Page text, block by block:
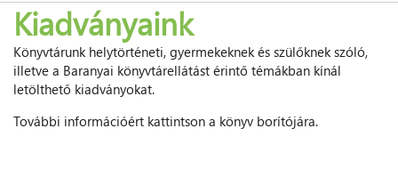
Kiadványaink
Könyvtárunk helytörténeti, gyermekeknek és szülőknek szóló,
illetve a Baranyai könyvtárellátást érintő témákban kínál
letölthető kiadványokat.
További információért kattintson a könyv borítójára.